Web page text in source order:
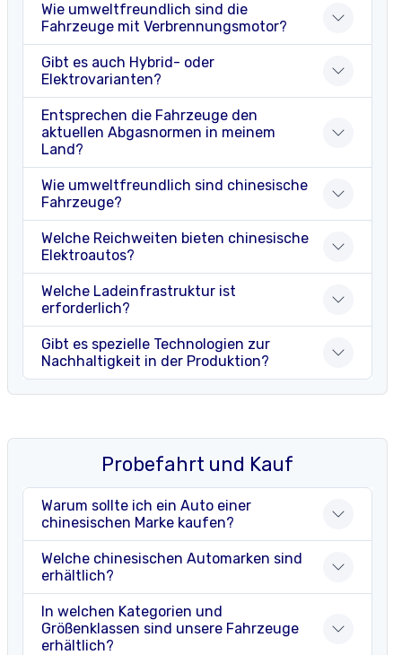
Wie umweltfreundlich sind die
Fahrzeuge mit Verbrennungsmotor?
Gibt es auch Hybrid- oder
Elektrovarianten?
Entsprechen die Fahrzeuge den
aktuellen Abgasnormen in meinem
Land?
Wie umweltfreundlich sind chinesische
Fahrzeuge?
Welche Reichweiten bieten chinesische
Elektroautos?
Welche Ladeinfrastruktur ist
erforderlich?
Gibt es spezielle Technologien zur
Nachhaltigkeit in der Produktion?
Probefahrt und Kauf
Warum sollte ich ein Auto einer
chinesischen Marke kaufen?
Welche chinesischen Automarken sind
erhältlich?
In welchen Kategorien und
Größenklassen sind unsere Fahrzeuge
erhältlich?